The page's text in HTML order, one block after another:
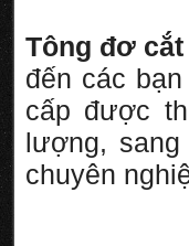
Tông đơ
đến các
cấp được
lượng,
chuyên